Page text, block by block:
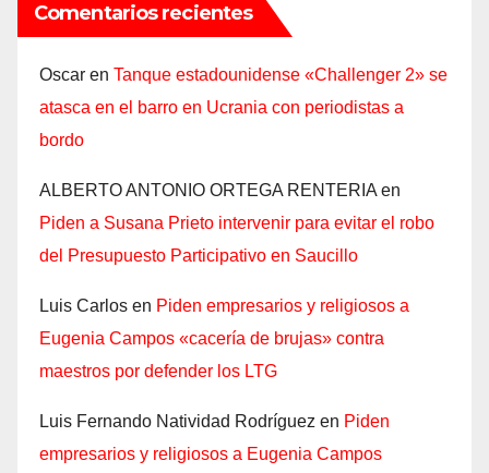
Comentarios recientes
Oscar en Tanque estadounidense «Challenger 2» se
atasca en el barro en Ucrania con periodistas a
bordo
ALBERTO ANTONIO ORTEGA RENTERIA en
Piden a Susana Prieto intervenir para evitar el robo
del Presupuesto Participativo en Saucillo
Luis Carlos en Piden empresarios y religiosos a
Eugenia Campos «cacería de brujas» contra
maestros por defender los LTG
Luis Fernando Natividad Rodríguez en Piden
empresarios y religiosos a Eugenia Campos